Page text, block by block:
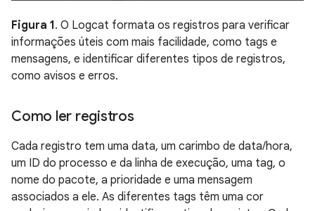
Figura 1. O Logcat formata os registros para verificar
informações úteis com mais facilidade, como tags e
mensagens, e identificar diferentes tipos de registros,
como avisos e erros.
Como ler registros
Cada registro tem uma data, um carimbo de data/hora,
um ID do processo e da linha de execução, uma tag, o
nome do pacote, a prioridade e uma mensagem
associados a ele. As diferentes tags têm uma cor